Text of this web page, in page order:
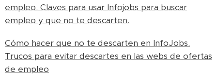
empleo. Claves para usar Infojobs para buscar
empleo y que no te descarten.
Cómo hacer que no te descarten en InfoJobs.
Trucos para evitar descartes en las webs de ofertas
de empleo